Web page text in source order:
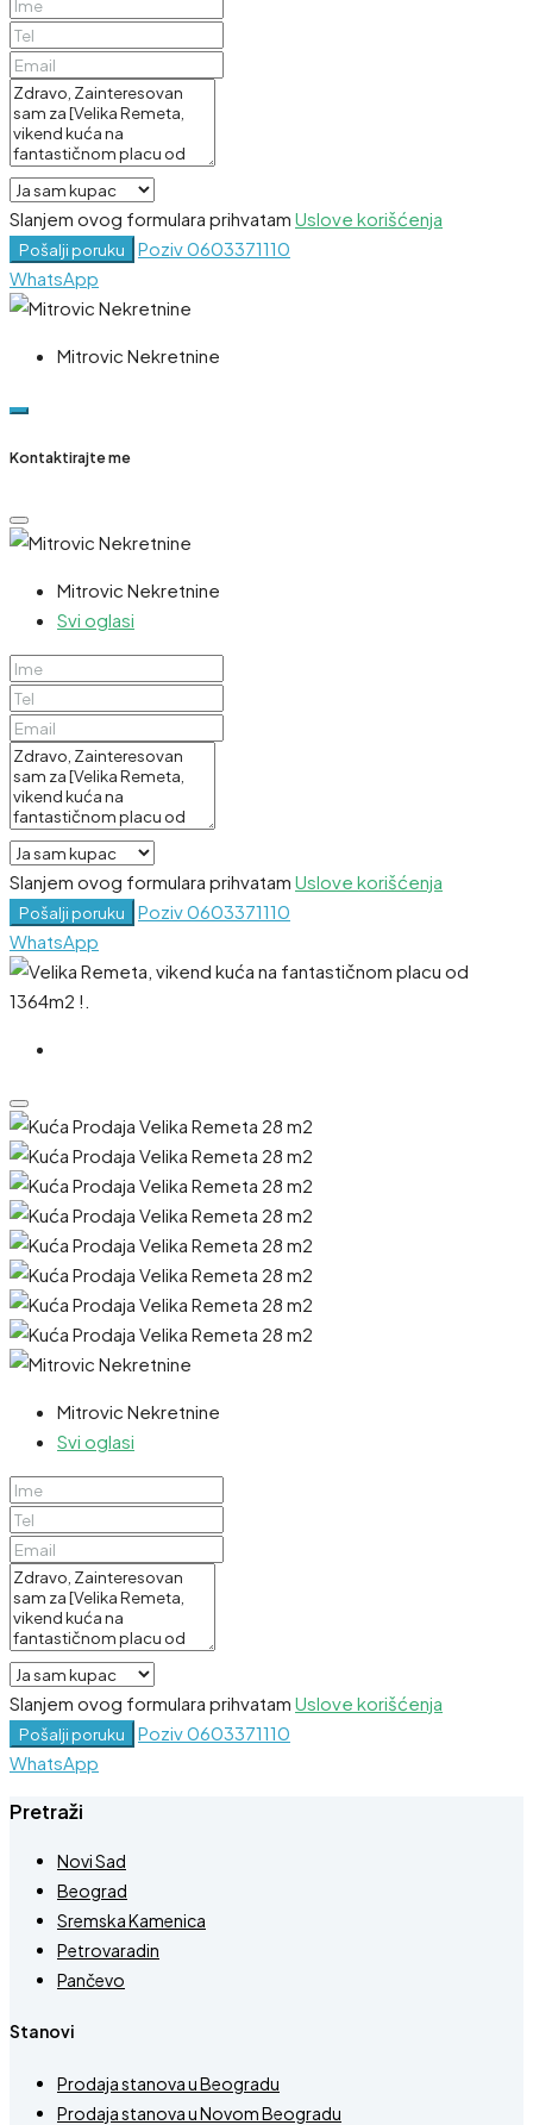
Slanjem ovog formulara prihvatam Uslove korišćenja
Pošalji poruku Poziv0603371110
WhatsApp
Mitrovic Nekretnine
Kontaktirajte me
Mitrovic Nekretnine
Svi oglasi
Slanjem ovog formulara prihvatam Uslove korišćenja
Pošalji poruku Poziv0603371110
WhatsApp
Mitrovic Nekretnine
Svi oglasi
Slanjem ovog formulara prihvatam Uslove korišćenja
Pošalji poruku Poziv0603371110
WhatsApp
Pretraži
Novi Sad
Beograd
Sremska Kamenica
Petrovaradin
Pančevo
Stanovi
Prodaja stanova u Beogradu
Prodaja stanova u Novom Beogradu